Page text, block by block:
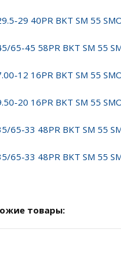
29 40PR BKT SM 55
65-45 58PR BKT SM 55
12 16PR BKT SM 55
20 16PR BKT SM 55
65-33 48PR BKT SM 55
65-33 48PR BKT SM 55
товары: